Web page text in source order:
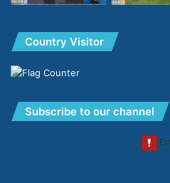
Country Visitor
Subscribe to our channel